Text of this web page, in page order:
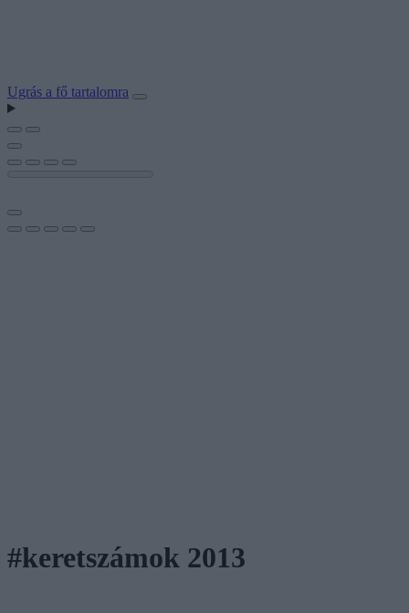
Ugrás a fő tartalomra
#keretszámok 2013